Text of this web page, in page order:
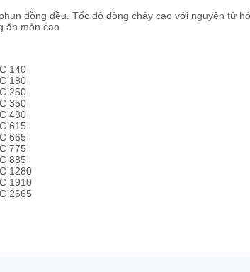
đồng đều. Tốc độ dòng chảy cao với nguyên tử
ăn mòn cao
140
180
250
350
480
615
665
775
885
1280
1910
2665